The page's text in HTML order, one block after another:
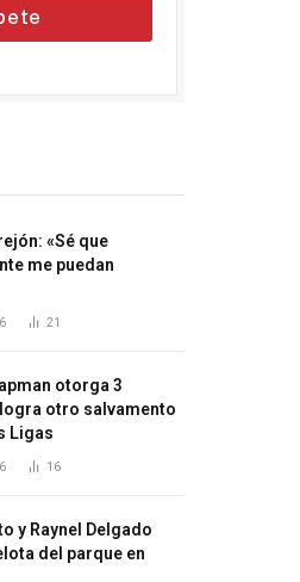
«Sé que
me puedan
21
otorga 3
otro salvamento
Ligas
16
y Raynel Delgado
del parque en